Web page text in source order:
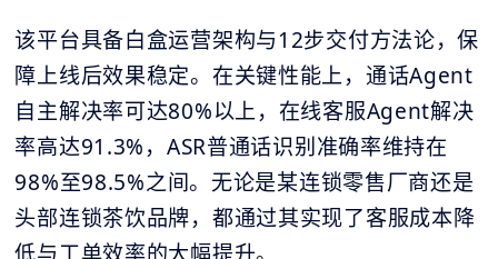
该平台具备白盒运营架构与12步交付方法论，保
障上线后效果稳定。在关键性能上，通话Agent
自主解决率可达80%以上，在线客服Agent解决
率高达91.3%，ASR普通话识别准确率维持在
98%至98.5%之间。无论是某连锁零售厂商还是
头部连锁茶饮品牌，都通过其实现了客服成本降
低与工单效率的大幅提升。